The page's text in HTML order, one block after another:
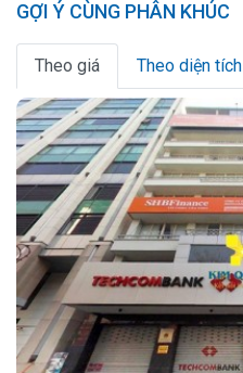
GỢI Ý CÙNG PHÂN KHÚC
Theo giá Theo diện tích